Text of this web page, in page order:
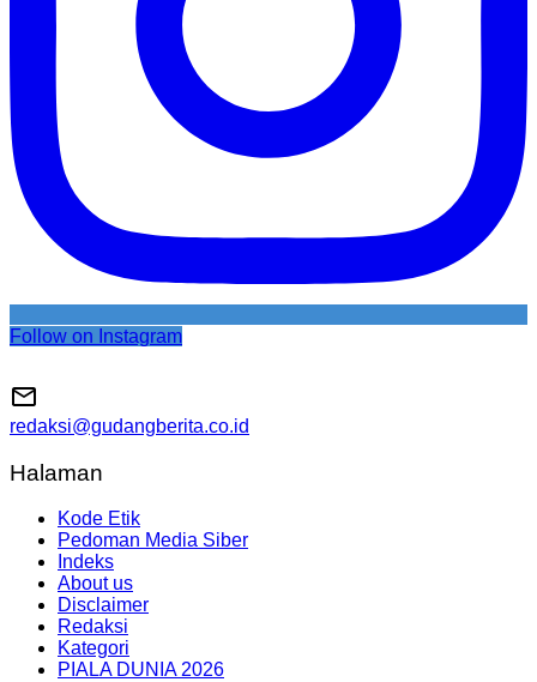
Follow on Instagram
redaksi@gudangberita.co.id
Halaman
Kode Etik
Pedoman Media Siber
Indeks
About us
Disclaimer
Redaksi
Kategori
PIALA DUNIA 2026